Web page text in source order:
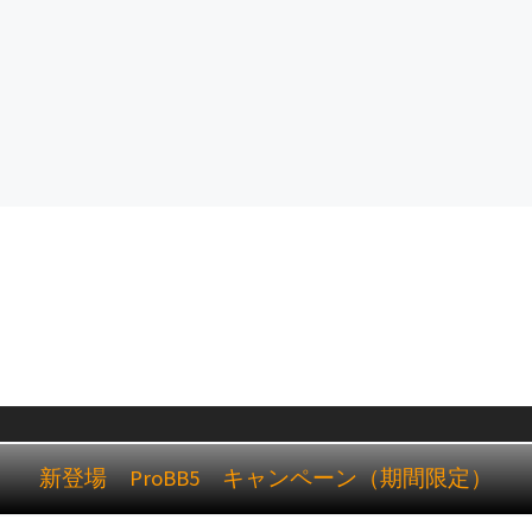
新登場 ProBB5 キャンペーン（期間限定）